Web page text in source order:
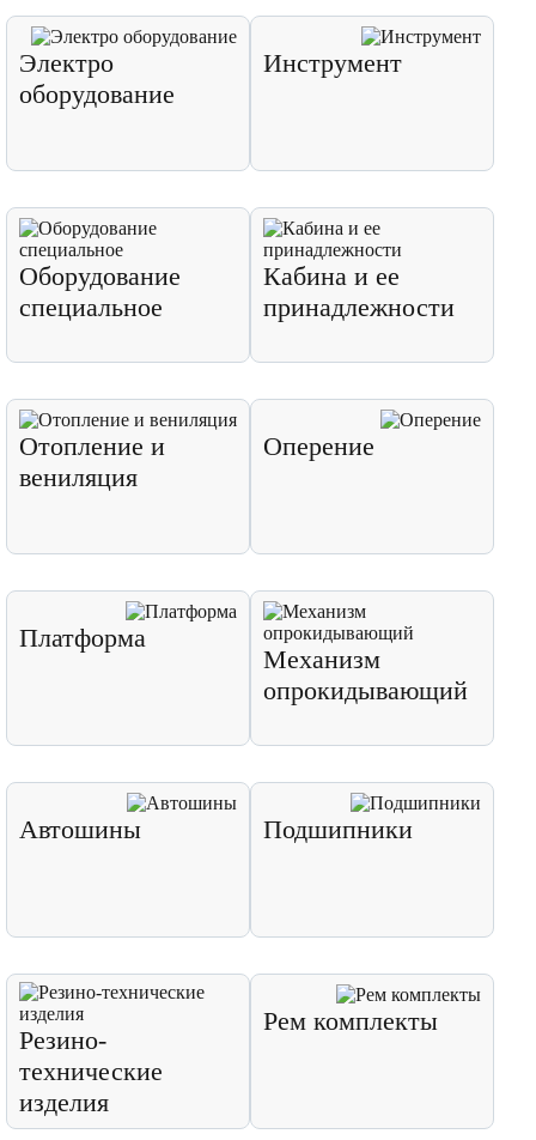
Электро
оборудование
Инструмент
Оборудование
специальное
Кабина и ее
принадлежности
Отопление и
вениляция
Оперение
Платформа
Механизм
опрокидывающий
Автошины Подшипники
Резино-
технические
изделия
Рем комплекты